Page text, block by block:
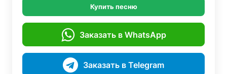
Купить песню
Заказать в WhatsApp
Заказать в Telegram